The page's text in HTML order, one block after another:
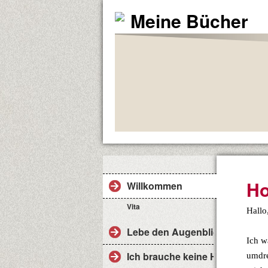
Meine Bücher
Willkommen
Vita
Lebe den Augenblick
Ich brauche keine Hilfe
Ich